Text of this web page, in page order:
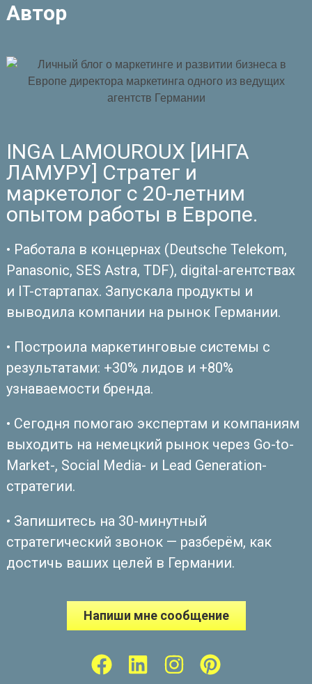
Автор
INGA LAMOUROUX [ИНГА
ЛАМУРУ] Стратег и
маркетолог с 20-летним
опытом работы в Европе.
• Работала в концернах (Deutsche Telekom,
Panasonic, SES Astra, TDF), digital-агентствах
и IT-стартапах. Запускала продукты и
выводила компании на рынок Германии.
• Построила маркетинговые системы с
результатами: +30% лидов и +80%
узнаваемости бренда.
• Сегодня помогаю экспертам и компаниям
выходить на немецкий рынок через Go-to-
Market-, Social Media- и Lead Generation-
стратегии.
• Запишитесь на 30-минутный
стратегический звонок — разберём, как
достичь ваших целей в Германии.
Напиши мне сообщение